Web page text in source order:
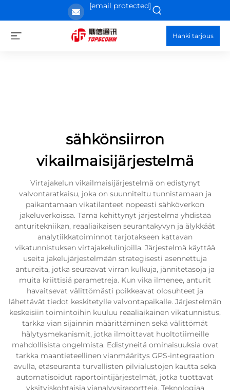
[email protected]
Hanki tarjous
sähkönsiirron
vikailmaisijärjestelmä
Virtajakelun vikailmaisijärjestelmä on edistynyt
valvontaratkaisu, joka on suunniteltu tunnistamaan ja
paikantamaan vikatilanteet nopeasti sähköverkon
jakeluverkoissa. Tämä kehittynyt järjestelmä yhdistää
anturitekniikan, reaaliaikaisen seurantakyvyn ja älykkäät
analytiikkatoiminnot tarjotakseen kattavan
vikatunnistuksen virtajakelulinjoilla. Järjestelmä käyttää
useita jakelujärjestelmään strategisesti asennettuja
antureita, jotka seuraavat virran kulkuja, jännitetasoja ja
muita kriittisiä parametreja. Kun vika ilmenee, anturit
havaitsevat välittömästi poikkeavat olosuhteet ja
lähettävät tiedot keskitetylle valvontapaikalle. Järjestelmän
keskeisiin toimintoihin kuuluu reaaliaikainen vikatunnistus,
tarkka vian sijainnin määrittäminen sekä välittömät
hälytysmekanismit, jotka ilmoittavat huoltotiimeille
mahdollisista ongelmista. Edistyneitä ominaisuuksia ovat
tarkka maantieteellinen vianmääritys GPS-integraation
avulla, etäseuranta turvallisten pilvialustojen kautta sekä
automatisoidut raportointijärjestelmät, jotka tuottavat
yksityiskohtaisia vianalyysiraportteja. Teknologiaa